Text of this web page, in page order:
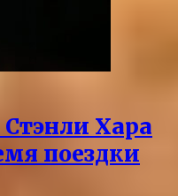
Хара
поездки